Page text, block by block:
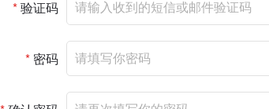
*验证码
* 密码